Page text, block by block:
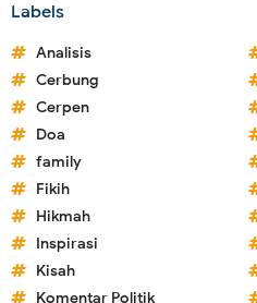
Labels
Analisis
Cerbung
Cerpen
Doa
family
Fikih
Hikmah
Inspirasi
Kisah
Komentar Politik